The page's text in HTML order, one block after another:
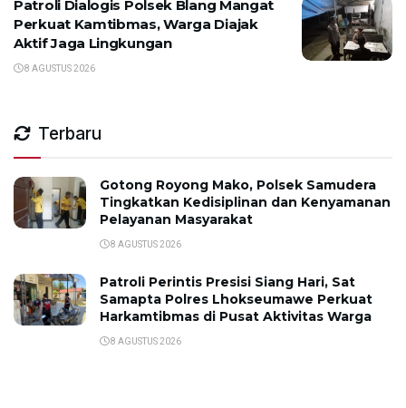
Patroli Dialogis Polsek Blang Mangat
Perkuat Kamtibmas, Warga Diajak
Aktif Jaga Lingkungan
8 AGUSTUS 2026
Terbaru
Gotong Royong Mako, Polsek Samudera
Tingkatkan Kedisiplinan dan Kenyamanan
Pelayanan Masyarakat
8 AGUSTUS 2026
Patroli Perintis Presisi Siang Hari, Sat
Samapta Polres Lhokseumawe Perkuat
Harkamtibmas di Pusat Aktivitas Warga
8 AGUSTUS 2026